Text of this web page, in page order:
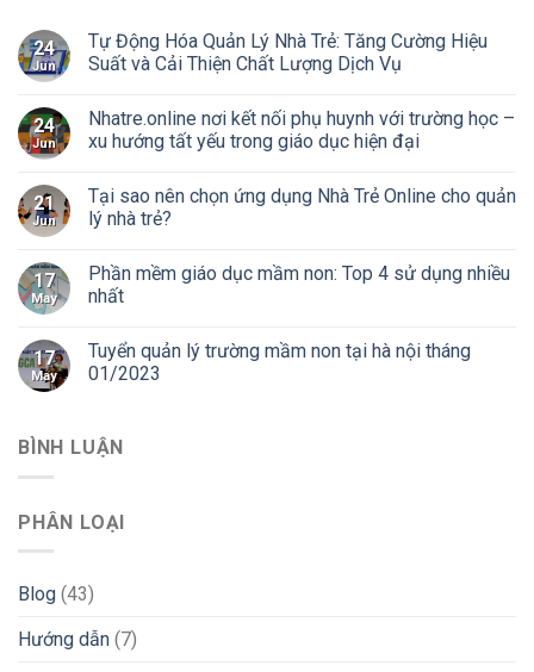
24
Jun
Tự Động Hóa Quản Lý Nhà Trẻ: Tăng Cường Hiệu
Suất và Cải Thiện Chất Lượng Dịch Vụ
24
Jun
Nhatre.online nơi kết nối phụ huynh với trường học –
xu hướng tất yếu trong giáo dục hiện đại
21
Jun
Tại sao nên chọn ứng dụng Nhà Trẻ Online cho quản
lý nhà trẻ?
17
May
Phần mềm giáo dục mầm non: Top 4 sử dụng nhiều
nhất
17
May
Tuyển quản lý trường mầm non tại hà nội tháng
01/2023
BÌNH LUẬN
PHÂN LOẠI
Blog (43)
Hướng dẫn (7)